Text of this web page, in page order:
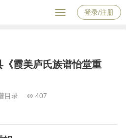
登录/注册
《霞美庐氏族谱怡堂重
目录 407